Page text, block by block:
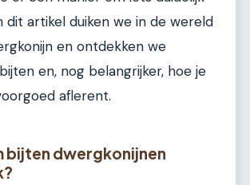
dit artikel duiken we in de wereld
en ontdekken we
en, nog belangrijker, hoe je
aflerent.
bijten dwergkonijnen